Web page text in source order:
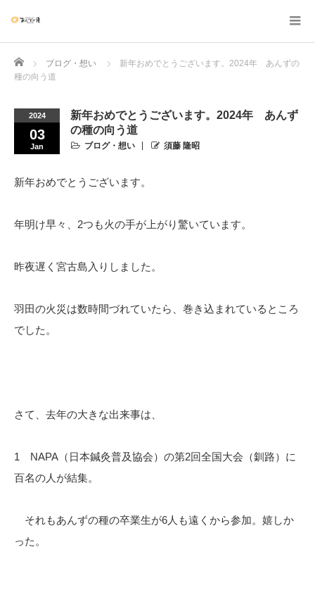
Home ブログ・想い
新年おめでとうございます。2024年 あんずの
種の向う道
2024
03
Jan
新年おめでとうございます。2024年 あんず
の種の向う道
ブログ・想い 須藤 隆昭
新年おめでとうございます。
年明け早々、2つも火の手が上がり驚いています。
昨夜遅く宮古島入りしました。
羽田の火災は数時間づれていたら、巻き込まれているところ
でした。
さて、去年の大きな出来事は、
1 NAPA（日本鍼灸普及協会）の第2回全国大会（釧路）に
百名の人が結集。
それもあんずの種の卒業生が6人も遠くから参加。嬉しか
った。